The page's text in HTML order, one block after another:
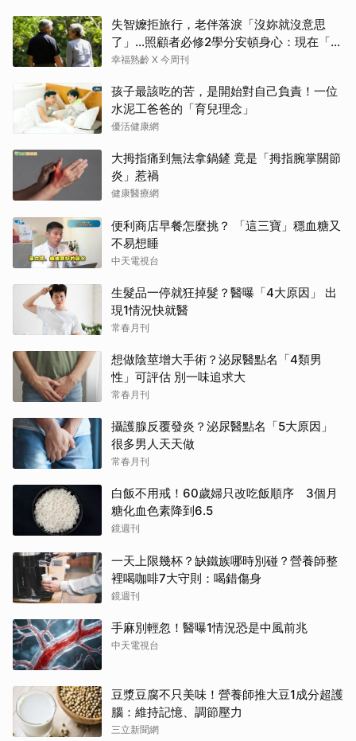
失智嬤拒旅行，老伴落淚「沒妳就沒意思
了」…照顧者必修2學分安頓身心：現在「這
樣」就好了
幸福熟齡 X 今周刊
孩子最該吃的苦，是開始對自己負責！一位
水泥工爸爸的「育兒理念」
優活健康網
大拇指痛到無法拿鍋鏟 竟是「拇指腕掌關節
炎」惹禍
健康醫療網
便利商店早餐怎麼挑？ 「這三寶」穩血糖又
不易想睡
中天電視台
生髮品一停就狂掉髮？醫曝「4大原因」 出
現1情況快就醫
常春月刊
想做陰莖增大手術？泌尿醫點名「4類男
性」可評估 別一味追求大
常春月刊
攝護腺反覆發炎？泌尿醫點名「5大原因」
很多男人天天做
常春月刊
白飯不用戒！60歲婦只改吃飯順序 3個月
糖化血色素降到6.5
鏡週刊
一天上限幾杯？缺鐵族哪時別碰？營養師整
裡喝咖啡7大守則：喝錯傷身
鏡週刊
手麻別輕忽！醫曝1情況恐是中風前兆
中天電視台
豆漿豆腐不只美味！營養師推大豆1成分超護
腦：維持記憶、調節壓力
三立新聞網